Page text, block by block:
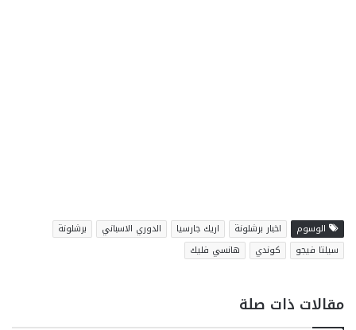
الوسوم اخبار برشلونة اريك جارسيا الدوري الاسباني
برشلونة
سيلتا فيجو
كوندي هانسي فليك
مقالات ذات صلة